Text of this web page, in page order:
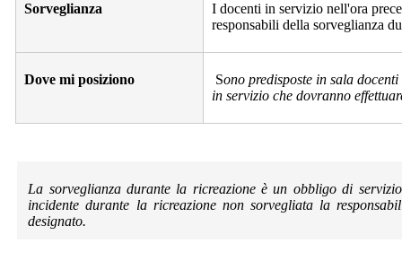
Sorveglianza
I docenti in servizio nell'ora
responsabili della sorveglianza
Dove mi posiziono Sono predisposte in sala
in servizio che dovranno
La sorveglianza durante la ricreazione è un obbligo di
incidente durante la ricreazione non sorvegliata la
designato.